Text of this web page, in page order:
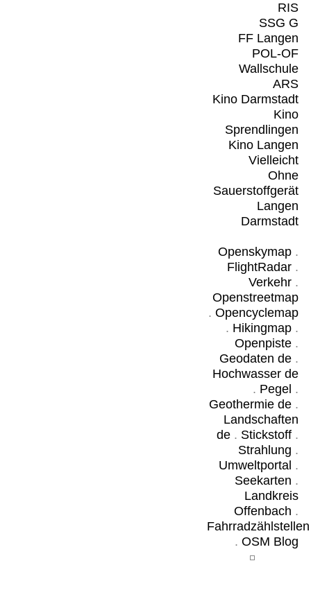
RIS
SSG G
FF Langen
POL-OF
Wallschule
ARS
Kino Darmstadt
Kino
Sprendlingen
Kino Langen
Vielleicht
Ohne
Sauerstoffgerät
Langen
Darmstadt
Openskymap.
FlightRadar.
Verkehr.
Openstreetmap
. Opencyclemap
. Hikingmap.
Openpiste.
Geodaten de.
Hochwasser de
. Pegel .
Geothermie de.
Landschaften
de. Stickstoff.
Strahlung .
Umweltportal .
Seekarten .
Landkreis
Offenbach .
Fahrradzählstellen
. OSM Blog